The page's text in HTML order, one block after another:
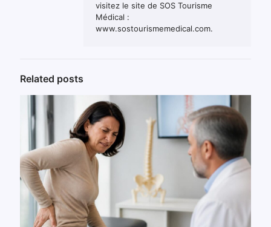
visitez le site de SOS Tourisme
Médical :
www.sostourismemedical.com.
Related posts